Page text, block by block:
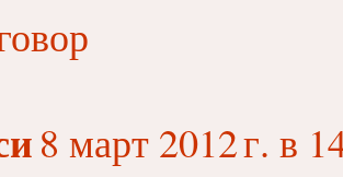
8 март 2012 г. в